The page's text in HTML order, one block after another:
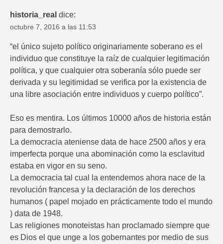
historia_real dice:
octubre 7, 2016 a las 11:53
“el único sujeto político originariamente soberano es el
individuo que constituye la raíz de cualquier legitimación
política, y que cualquier otra soberanía sólo puede ser
derivada y su legitimidad se verifica por la existencia de
una libre asociación entre individuos y cuerpo político”.
Eso es mentira. Los últimos 10000 años de historia están
para demostrarlo.
La democracia ateniense data de hace 2500 años y era
imperfecta porque una abominación como la esclavitud
estaba en vigor en su seno.
La democracia tal cual la entendemos ahora nace de la
revolución francesa y la declaración de los derechos
humanos ( papel mojado en prácticamente todo el mundo
) data de 1948.
Las religiones monoteistas han proclamado siempre que
es Dios el que unge a los gobernantes por medio de sus